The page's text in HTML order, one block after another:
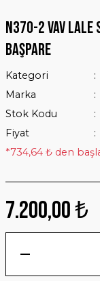
N370-2 VAV LALE
BAŞPARE
Kategori
Marka
Stok Kodu
Fiyat
*734,64 ₺ den
7.200,00 ₺